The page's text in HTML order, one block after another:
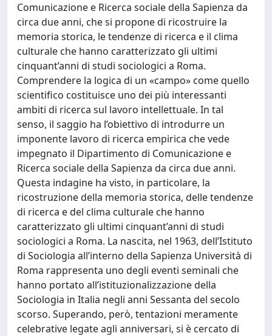
Comunicazione e Ricerca sociale della Sapienza da
circa due anni, che si propone di ricostruire la
memoria storica, le tendenze di ricerca e il clima
culturale che hanno caratterizzato gli ultimi
cinquant’anni di studi sociologici a Roma.
Comprendere la logica di un «campo» come quello
scientifico costituisce uno dei più interessanti
ambiti di ricerca sul lavoro intellettuale. In tal
senso, il saggio ha l’obiettivo di introdurre un
imponente lavoro di ricerca empirica che vede
impegnato il Dipartimento di Comunicazione e
Ricerca sociale della Sapienza da circa due anni.
Questa indagine ha visto, in particolare, la
ricostruzione della memoria storica, delle tendenze
di ricerca e del clima culturale che hanno
caratterizzato gli ultimi cinquant’anni di studi
sociologici a Roma. La nascita, nel 1963, dell’Istituto
di Sociologia all’interno della Sapienza Università di
Roma rappresenta uno degli eventi seminali che
hanno portato all’istituzionalizzazione della
Sociologia in Italia negli anni Sessanta del secolo
scorso. Superando, però, tentazioni meramente
celebrative legate agli anniversari, si è cercato di